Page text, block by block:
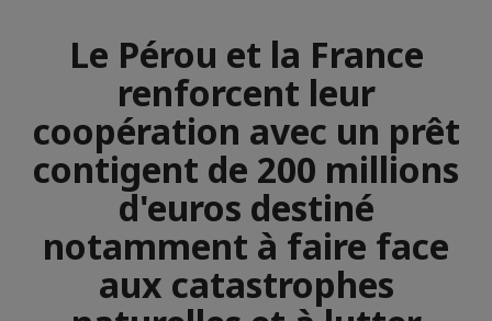
Le Pérou et la France
renforcent leur
coopération avec un prêt
contigent de 200 millions
d'euros destiné
notamment à faire face
aux catastrophes